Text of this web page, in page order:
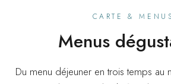
CARTE & MENUS
Menus
Du menu déjeuner en trois temps au